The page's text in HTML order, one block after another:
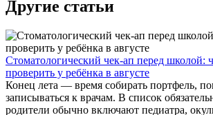
Другие статьи
Стоматологический чек-ап перед школой:
проверить у ребёнка в августе
Конец лета — время собирать портфель,
записываться к врачам. В список
родители обычно включают педиатра,